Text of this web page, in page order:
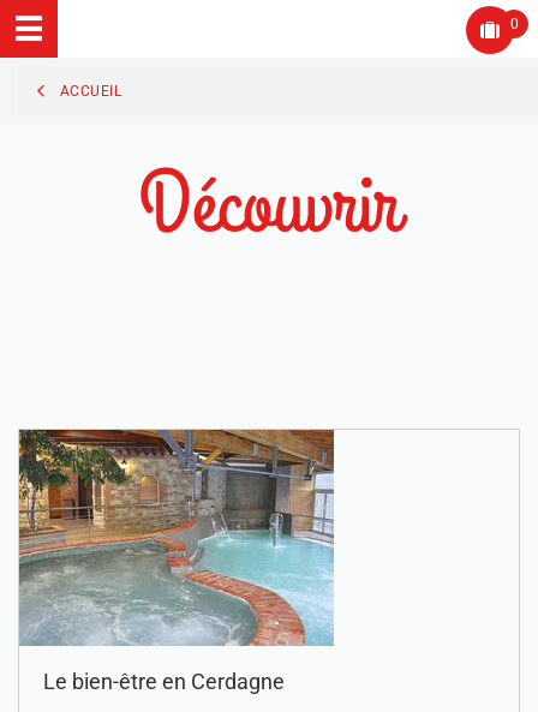
0
ACCUEIL
Découvrir
Le bien-être en Cerdagne